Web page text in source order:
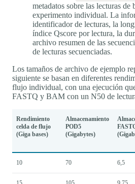
metadatos sobre las lecturas de
experimento individual. La
identificador de lecturas, la
índice Qscore por lectura, la
archivo resumen de las
de lecturas secuenciadas.
Los tamaños de archivo de ejemplo
siguiente se basan en diferentes
flujo individual, con una ejecución
FASTQ y BAM con un N50 de
Rendimiento
celda de flujo
(Giga bases)
Almacenamiento
POD5
(Gigabytes)
10 70 6,5